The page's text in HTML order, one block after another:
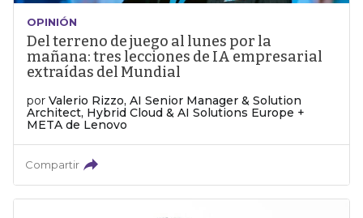
OPINIÓN
Del terreno de juego al lunes por la
mañana: tres lecciones de IA empresarial
extraídas del Mundial
por Valerio Rizzo, AI Senior Manager & Solution
Architect, Hybrid Cloud & AI Solutions Europe +
META de Lenovo
Compartir